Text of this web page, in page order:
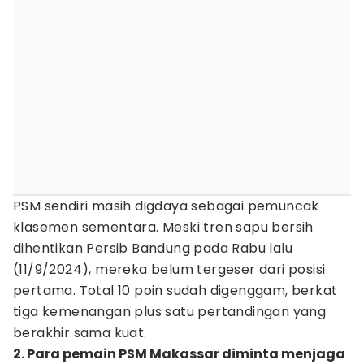
PSM sendiri masih digdaya sebagai pemuncak
klasemen sementara. Meski tren sapu bersih
dihentikan Persib Bandung pada Rabu lalu
(11/9/2024), mereka belum tergeser dari posisi
pertama. Total 10 poin sudah digenggam, berkat
tiga kemenangan plus satu pertandingan yang
berakhir sama kuat.
2. Para pemain PSM Makassar diminta menjaga